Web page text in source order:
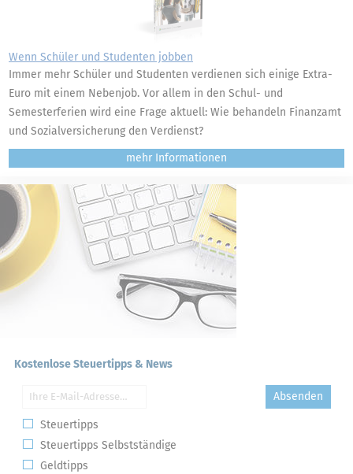
Wenn Schüler und Studenten jobben
Immer mehr Schüler und Studenten verdienen sich einige Extra-
Euro mit einem Nebenjob. Vor allem in den Schul- und
Semesterferien wird eine Frage aktuell: Wie behandeln Finanzamt
und Sozialversicherung den Verdienst?
mehr
Kostenlose Steuertipps & News
Absenden
Steuertipps
Steuertipps Selbstständige
Geldtipps